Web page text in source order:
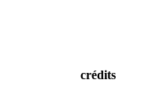
crédits